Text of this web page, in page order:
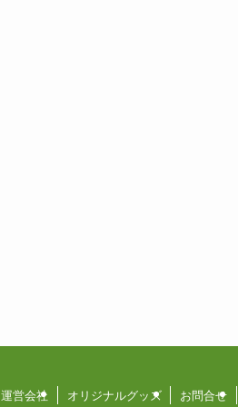
運営会社 オリジナルグッズ お問合せ